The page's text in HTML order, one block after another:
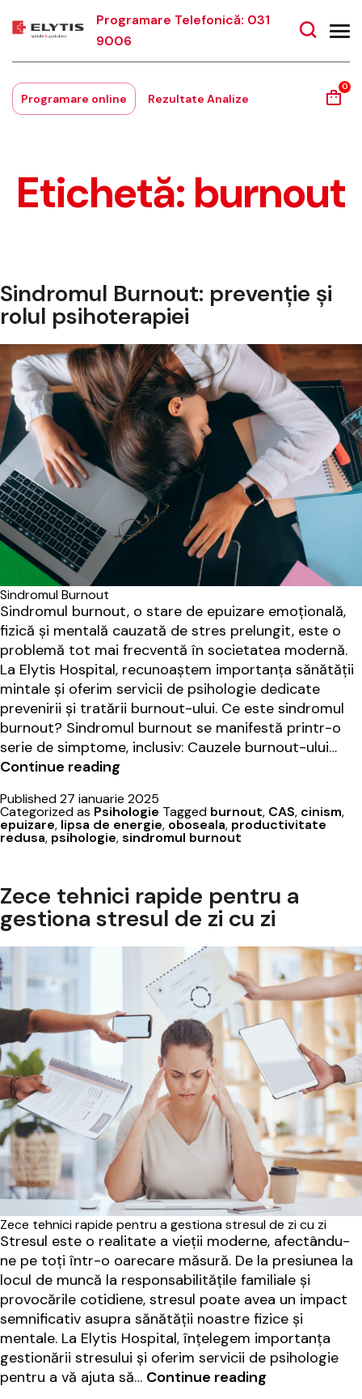
Programare Telefonică: 031
9006
Programare online Rezultate Analize
0
Etichetă: burnout
Sindromul Burnout: prevenție și
rolul psihoterapiei
Sindromul Burnout
Sindromul burnout, o stare de epuizare emoțională,
fizică și mentală cauzată de stres prelungit, este o
problemă tot mai frecventă în societatea modernă.
La Elytis Hospital, recunoaștem importanța sănătății
mintale și oferim servicii de psihologie dedicate
prevenirii și tratării burnout-ului. Ce este sindromul
burnout? Sindromul burnout se manifestă printr-o
serie de simptome, inclusiv: Cauzele burnout-ului…
Continue reading
prevenție
și
rolul
Published27 ianuarie 2025
Categorized as Psihologie Tagged burnout, CAS, cinism,
epuizare, lipsa de energie, oboseala, productivitate
redusa, psihologie,sindromul burnout
Zece tehnici rapide pentru a
gestiona stresul de zi cu zi
Zece tehnici rapide pentru a gestiona stresul de zi cu zi
Stresul este o realitate a vieții moderne, afectându-
ne pe toți într-o oarecare măsură. De la presiunea la
locul de muncă la responsabilitățile familiale și
provocările cotidiene, stresul poate avea un impact
semnificativ asupra sănătății noastre fizice și
mentale. La Elytis Hospital, înțelegem importanța
gestionării stresului și oferim servicii de psihologie
pentru a vă ajuta să… Continue reading